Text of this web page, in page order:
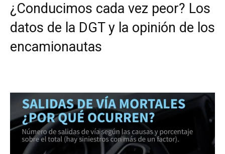
¿Conducimos cada vez peor? Los
datos de la DGT y la opinión de los
encamionautas